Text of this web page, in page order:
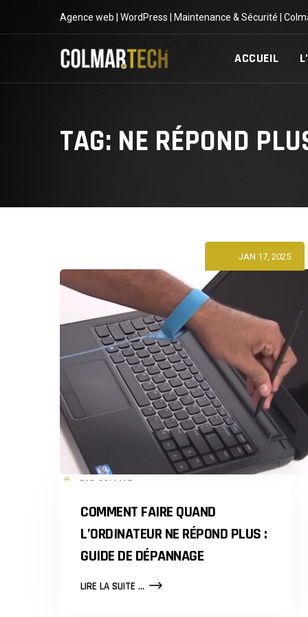
Agence web | WordPress | Maintenance & Sécurité |
ACCUEIL
TAG: NE RÉPOND
JAN 17, 2025
PAR COLMAR
COMMENT FAIRE QUAND
L’ORDINATEUR NE RÉPOND PLUS :
GUIDE DE DÉPANNAGE
LIRE LA SUITE ...COMMENT